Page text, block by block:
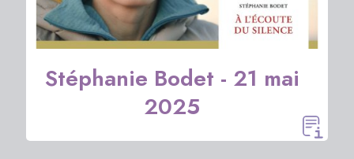
Stéphanie Bodet - 21 mai
2025